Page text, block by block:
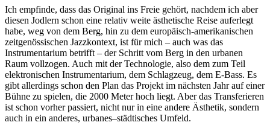
Ich empfinde, dass das Original ins Freie gehört, nachdem ich aber
diesen Jodlern schon eine relativ weite ästhetische Reise auferlegt
habe, weg von dem Berg, hin zu dem europäisch-amerikanischen
zeitgenössischen Jazzkontext, ist für mich – auch was das
Instrumentarium betrifft – der Schritt vom Berg in den urbanen
Raum vollzogen. Auch mit der Technologie, also dem zum Teil
elektronischen Instrumentarium, dem Schlagzeug, dem E-Bass. Es
gibt allerdings schon den Plan das Projekt im nächsten Jahr auf einer
Bühne zu spielen, die 2000 Meter hoch liegt. Aber das Transferieren
ist schon vorher passiert, nicht nur in eine andere Ästhetik, sondern
auch in ein anderes, urbanes–städtisches Umfeld.